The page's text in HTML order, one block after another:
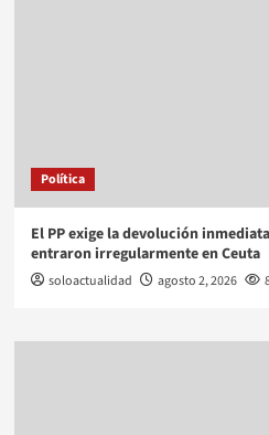
Política
El PP exige la devolución
entraron irregularmente en Ceuta
soloactualidad agosto 2, 2026